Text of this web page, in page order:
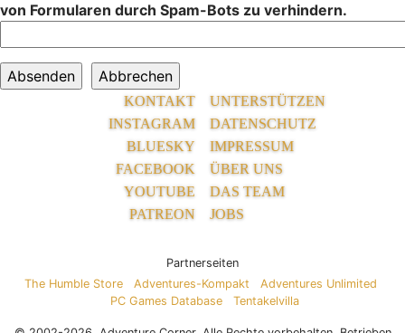
von Formularen durch Spam-Bots zu verhindern.
KONTAKT
INSTAGRAM
BLUESKY
FACEBOOK
YOUTUBE
PATREON
UNTERSTÜTZEN
DATENSCHUTZ
IMPRESSUM
ÜBER UNS
DAS TEAM
JOBS
Partnerseiten
The Humble Store
Adventures-Kompakt
Adventures Unlimited
PC Games Database
Tentakelvilla